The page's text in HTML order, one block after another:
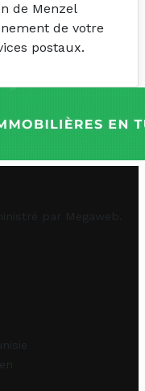
de Menzel
de votre
postaux.
par Megaweb